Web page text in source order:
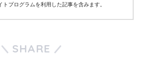
プログラムを利用した記事を含みます。
SHARE